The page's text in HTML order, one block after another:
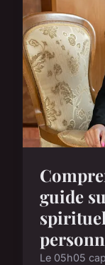
guide
Le 05h05